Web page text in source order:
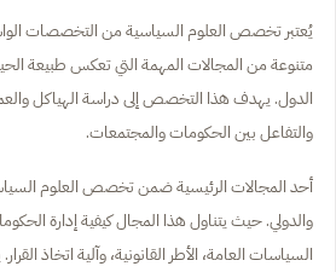
يُعتبر تخصص العلوم السياسية من التخصصات
متنوعة من المجالات المهمة التي تعكس طبيعة
الدول. يهدف هذا التخصص إلى دراسة الهياكل
والتفاعل بين الحكومات والمجتمعات.
أحد المجالات الرئيسية ضمن تخصص العلوم
والدولي. حيث يتناول هذا المجال كيفية إدارة
السياسات العامة، الأطر القانونية، وآلية اتخاذ